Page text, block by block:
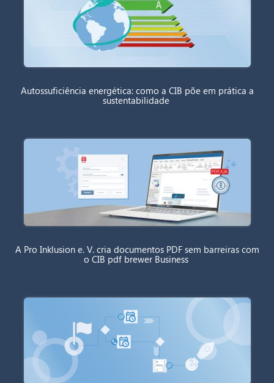
Autossuficiência energética: como a CIB põe em prática a
sustentabilidade
A Pro Inklusion e. V. cria documentos PDF sem barreiras com
o CIB pdf brewer Business